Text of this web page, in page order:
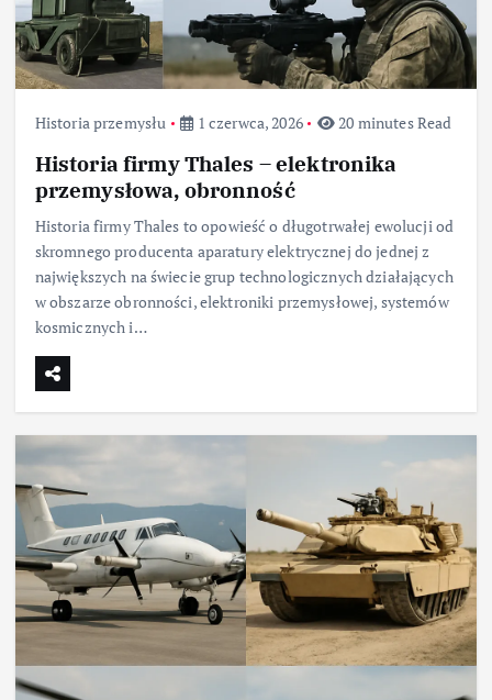
Historia przemysłu 1 czerwca, 2026 20 minutes Read
Historia firmy Thales – elektronika
przemysłowa, obronność
Historia firmy Thales to opowieść o długotrwałej ewolucji od
skromnego producenta aparatury elektrycznej do jednej z
największych na świecie grup technologicznych działających
w obszarze obronności, elektroniki przemysłowej, systemów
kosmicznych i…